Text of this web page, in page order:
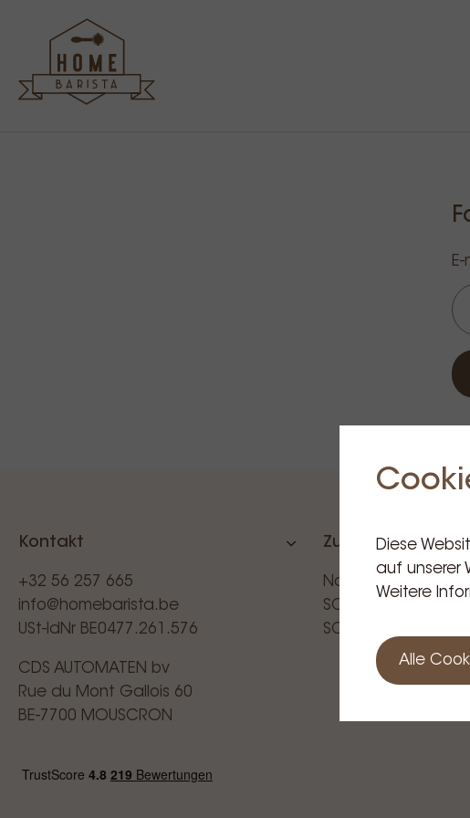
E-
Kontakt
+32 56 257 665
info@homebarista.be
USt-IdNr BE0477.261.576
CDS AUTOMATEN bv
Rue du Mont Gallois 60
BE-7700 MOUSCRON
Zusätzliche
Nachrichten
SCAE (BELGIUM)
SCAE (EUROPE)
Diese
auf unserer
Weitere
Alle